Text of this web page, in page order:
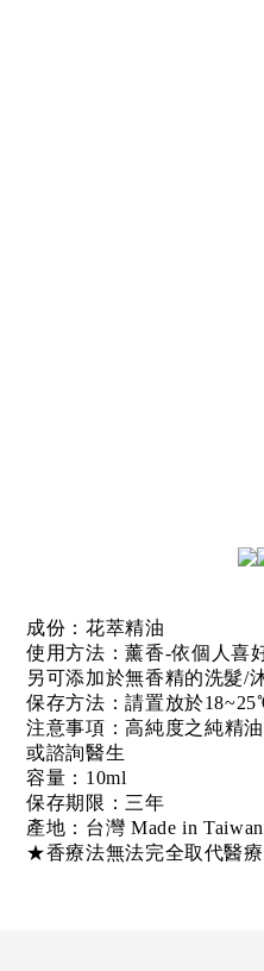
成份：花萃精油
使用方法：薰香-依個人喜
另可添加於無香精的洗髮/
保存方法：請置放於
注意事項：高純度之純精
或諮詢醫生
容量：10ml
保存期限：三年
產地：台灣 Made in Taiwan
★香療法無法完全取代醫療